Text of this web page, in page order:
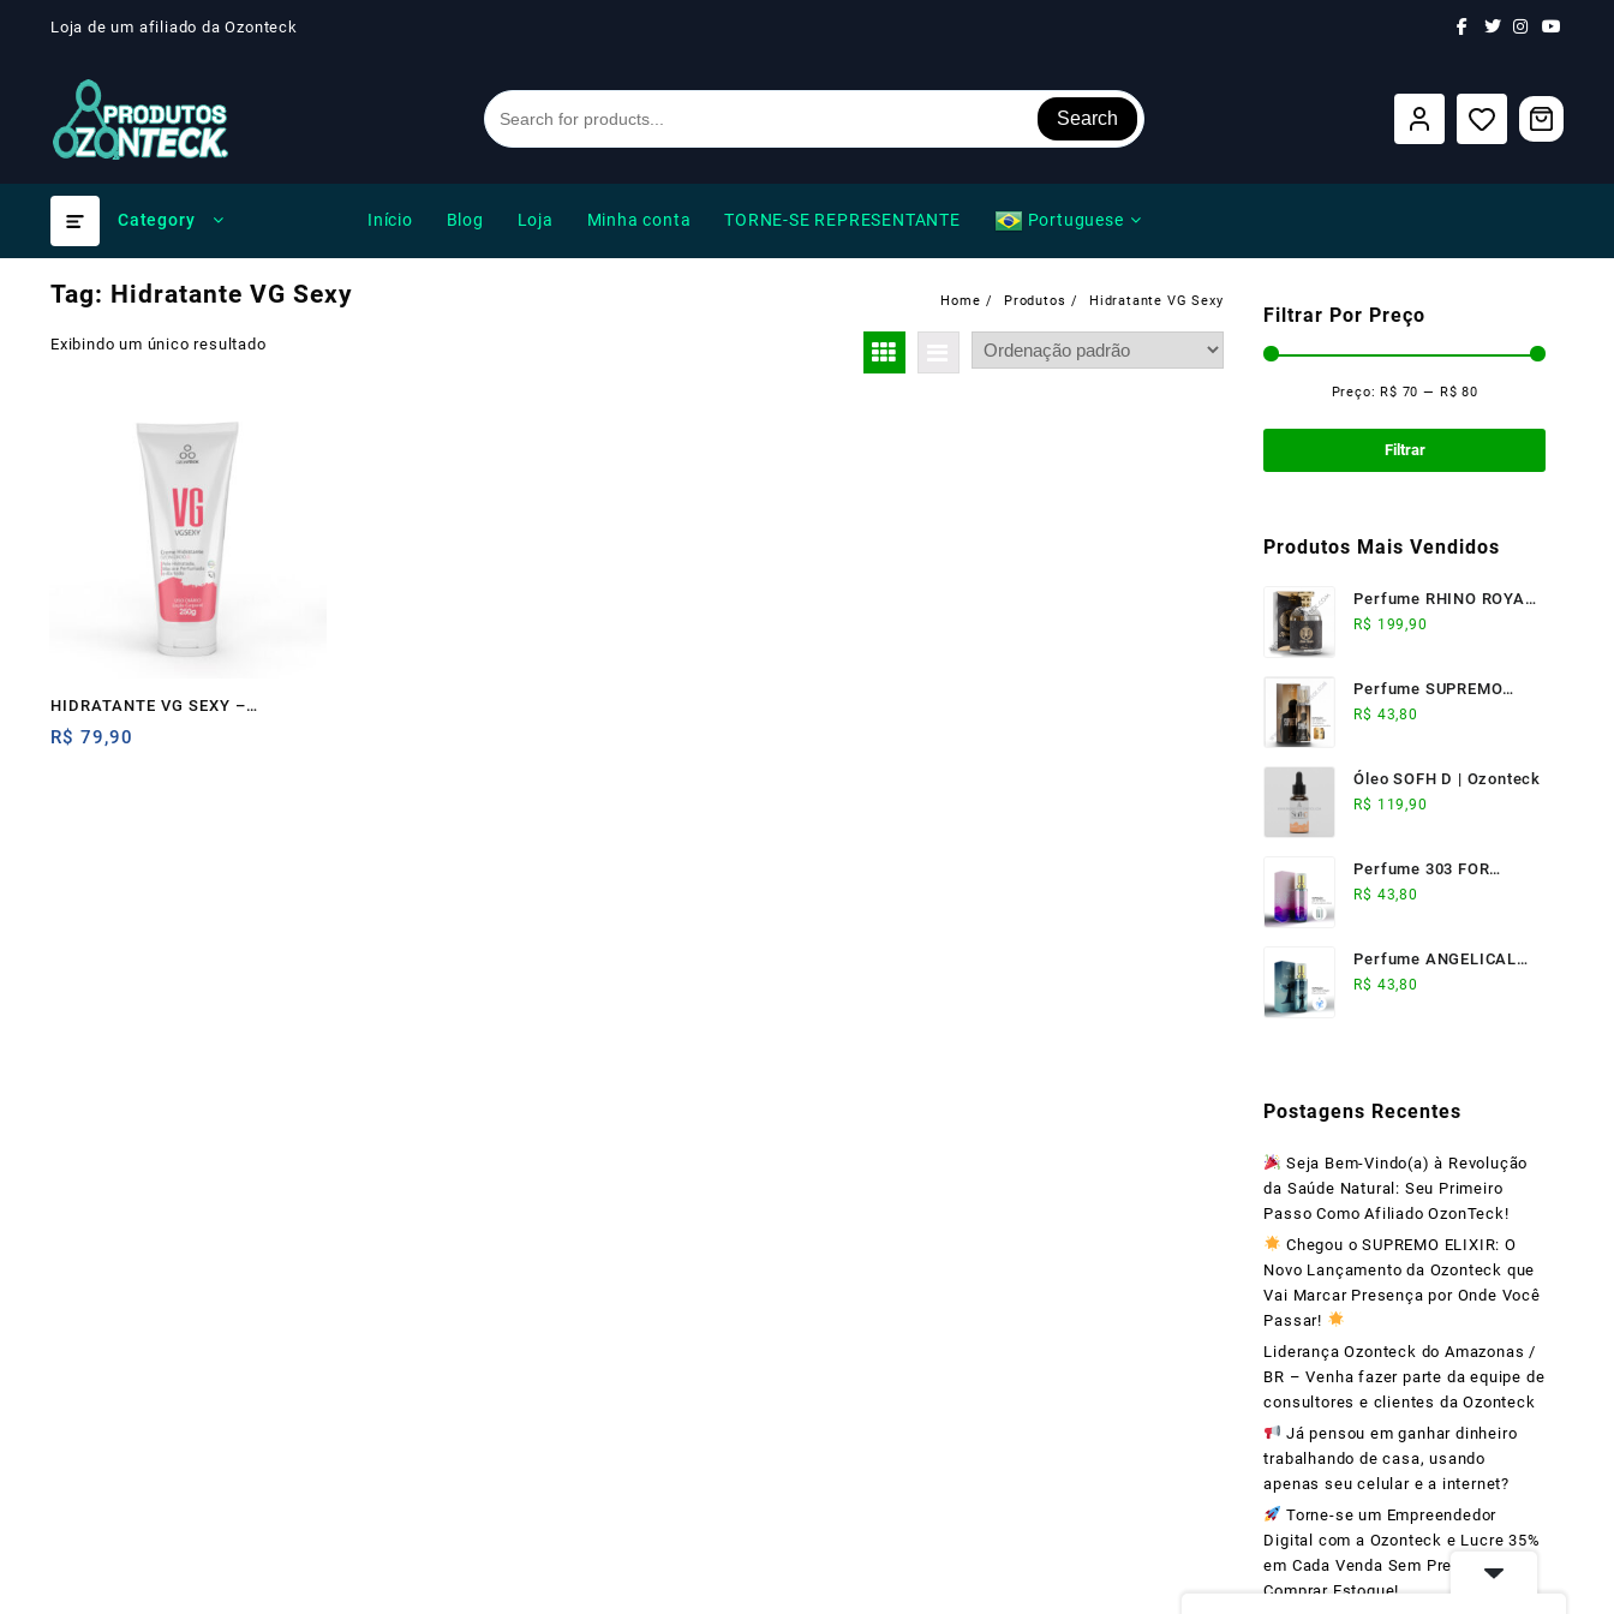
Loja de um afiliado da Ozonteck
Search
Category Início Blog Loja Minha conta TORNE-SE REPRESENTANTE Portuguese
Tag: Hidratante VG Sexy Home Produtos Hidratante VG Sexy
Exibindo um único resultado
HIDRATANTE VG SEXY –
Ozonteck
R$ 79,90
Filtrar Por Preço
Filtrar
Preço:R$ 70 — R$ 80
Produtos Mais Vendidos
Perfume RHINO ROYALE
(100ml) - Ozonteck
R$ 199,90
Perfume SUPREMO
ELIXIR (17ml) -
R$ 43,80
Óleo SOFH D | Ozonteck
R$ 119,90
Perfume 303 FOR
WOMAN (17ml) -
R$ 43,80
Perfume ANGELICAL
(17ml) - Ozonteck
R$ 43,80
Postagens Recentes
Seja Bem-Vindo(a) à Revolução
da Saúde Natural: Seu Primeiro
Passo Como Afiliado OzonTeck!
Chegou o SUPREMO ELIXIR: O
Novo Lançamento da Ozonteck que
Vai Marcar Presença por Onde Você
Passar!
Liderança Ozonteck do Amazonas /
BR – Venha fazer parte da equipe de
consultores e clientes da Ozonteck
Já pensou em ganhar dinheiro
trabalhando de casa, usando
apenas seu celular e a internet?
Torne-se um Empreendedor
Digital com a Ozonteck e Lucre 35%
em Cada Venda Sem Precisar
Comprar Estoque!